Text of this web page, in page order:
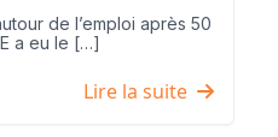
de l’emploi après 50
a eu le […]
Lire la suite